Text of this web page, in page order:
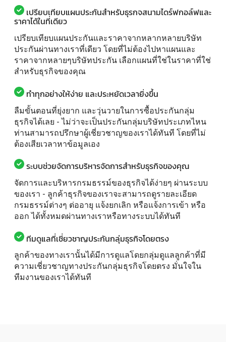
เปรียบเทียบแผนประกันสำหรับธุรกจสนามไดร์ฟกอล์ฟและ
ราคาได้ในที่เดียว
เปรียบเทียบแผนประกันและราคาจากหลากหลายบริษัท
ประกันผ่านทางเราที่เดียว โดยที่ไม่ต้องไปหาแผนและ
ราคาจากหลายๆบริษัทประกัน เลือกแผนที่ใช่ในราคาที่ใช่
สำหรับธุรกิจของคุณ
ทำทุกอย่างให้ง่าย และประหยัดเวลายิ่งขึ้น
ลืมขั้นตอนที่ยุ่งยาก และวุ่นวายในการซื้อประกันกลุ่ม
ธุรกิจได้เลย - ไม่ว่าจะเป็นประกันกลุ่มบริษัทประเภทไหน
ท่านสามารถปรึกษาผู้เชี่ยวชาญของเราได้ทันที โดยที่ไม่
ต้องเสียเวลาหาข้อมูลเอง
ระบบช่วยจัดการบริหารจัดการสำหรับธุรกิจของคุณ
จัดการและบริหารกรมธรรม์ของธุรกิจได้ง่ายๆ ผ่านระบบ
ของเรา - ลูกค้าธุรกิจของเราจะสามารถดูรายละเอียด
กรมธรรม์ต่างๆ ต่ออายุ แจ้งยกเลิก หรือแจ้งการเข้า หรือ
ออก ได้ทั้งหมดผ่านทางเราหรือทางระบบได้ทันที
ทีมดูแลที่เชี่ยวชาญประกันกลุ่มธุรกิจโดยตรง
ลูกค้าของทางเรานั้นได้มีการดูแลโดยกลุ่มดูแลลูกค้าที่มี
ความเชี่ยวชาญทางประกันกลุ่มธุรกิจโดยตรง มั่นใจใน
ทีมงานของเราได้ทันที